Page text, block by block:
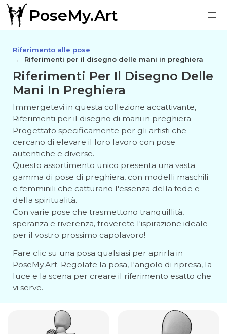
PoseMy.Art
Riferimento alle pose
Riferimenti per il disegno delle mani in preghiera
Riferimenti Per Il Disegno Delle
Mani In Preghiera
Immergetevi in questa collezione accattivante,
Riferimenti per il disegno di mani in preghiera -
Progettato specificamente per gli artisti che
cercano di elevare il loro lavoro con pose
autentiche e diverse.
Questo assortimento unico presenta una vasta
gamma di pose di preghiera, con modelli maschili
e femminili che catturano l'essenza della fede e
della spiritualità.
Con varie pose che trasmettono tranquillità,
speranza e riverenza, troverete l'ispirazione ideale
per il vostro prossimo capolavoro!
Fare clic su una posa qualsiasi per aprirla in
PoseMy.Art. Regolate la posa, l'angolo di ripresa, la
luce e la scena per creare il riferimento esatto che
vi serve.